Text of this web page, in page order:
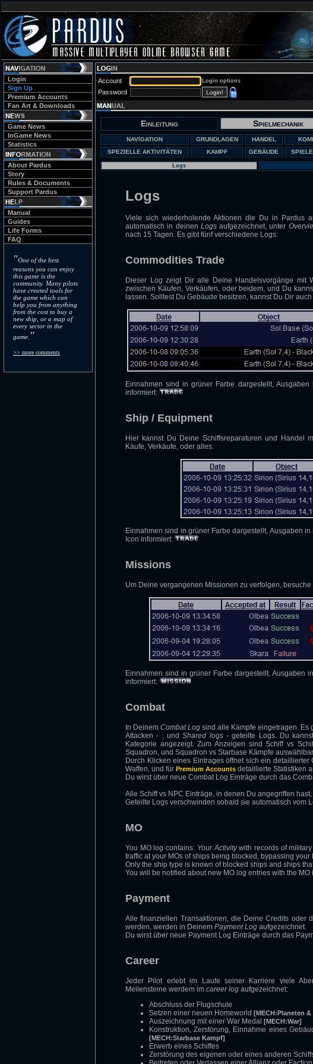
Login
Sign Up
Premium Accounts
Fan Art & Downloads
Game News
InGame News
Statistics
About Pardus
Story
Rules & Documents
Support Pardus
Manual
Guides
Life Forms
FAQ
"One of the best
reasons you can enjoy
this game is the
community. Many pilots
have created tools for
the game which can
help you from anything
from the cost to buy a
new ship, or a map of
every sector in the
game. "
>> more comments
Account Login options
Password
Einleitung Spielmechanik
NAVIGATION GRUNDLAGEN HANDEL
SPEZIELLE AKTIVITÄTEN
KAMPF GEBÄUDE
Logs
Logs
Viele sich wiederholende Aktionen die Du in Pardus
automatisch in deinen Logsaufgezeichnet, unter
nach 15 Tagen. Es gibt fünf verschiedene Logs:
Commodities Trade
Dieser Log zeigt Dir alle Deine Handelsvorgänge mit
zwischen Käufen, Verkäufen, oder beidem, und Du
lassen. Solltest Du Gebäude besitzen, kannst Du Dir
Einnahmen sind in grüner Farbe dargestellt,
informiert:
Ship / Equipment
Hier kannst Du Deine Schiffsreparaturen und Handel
Käufe, Verkäufe, oder alles.
Einnahmen sind in grüner Farbe dargestellt, Ausgaben
Icon informiert:
Missions
Um Deine vergangenen Missionen zu verfolgen,
Einnahmen sind in grüner Farbe dargestellt, Ausgaben
informiert:
Combat
In Deinem Combat Log sind alle Kämpfe eingetragen. Es
Attacken - , undShared logs- geteilte Logs. Du
Kategorie angezeigt. Zum Anzeigen sind Schiff vs
Squadron, und Squadron vs Starbase Kämpfe
Durch Klicken eines Eintrages öffnet sich ein
Waffen, und für Premium Accounts detaillierte Statistiken
Du wirst über neue Combat Log Einträge durch das
Alle Schiff vs NPC Einträge, in denen Du angegriffen
Geteilte Logs verschwinden sobald sie automatisch vom
MO
You MO log contains: Your Activitywith records of
traffic at your MOs of ships being blocked, bypassing
Only the ship type is known of blocked ships and ships
You will be notified about new MO log entries with the MO
Payment
Alle finanziellen Transaktionen, die Deine Credits oder
werden, werden in Deinem Payment Log aufgezeichnet.
Du wirst über neue Payment Log Einträge durch das
Career
Jeder Pilot erlebt im Laufe seiner Karriere viele
Meilensteine werdem im career log aufgezeichnet:
Abschluss der Flugschule
Setzen einer neuen Homeworld [MECH:Planeten &
Auszeichnung mit einer War Medal [MECH:War]
Konstruktion, Zerstörung, Einnahme eines
[MECH:Starbase Kampf]
Erwerb eines Schiffes
Zerstörung des eigenen oder eines anderen